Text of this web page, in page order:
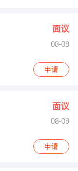
面议
08-09
路南
申请
面议
08-09
申请